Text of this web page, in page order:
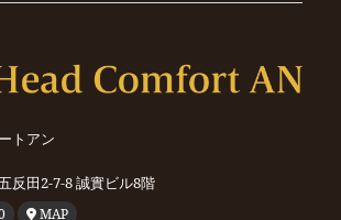
トアン
反田2-7-8誠實ビル8階
MAP